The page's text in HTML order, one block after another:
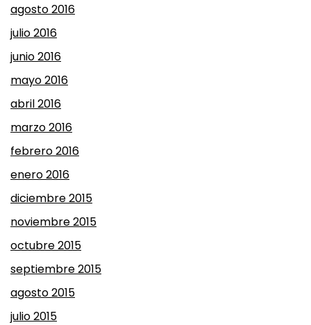
agosto 2016
julio 2016
junio 2016
mayo 2016
abril 2016
marzo 2016
febrero 2016
enero 2016
diciembre 2015
noviembre 2015
octubre 2015
septiembre 2015
agosto 2015
julio 2015